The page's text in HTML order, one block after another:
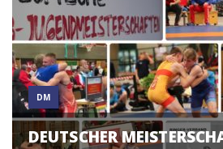
DM
DEUTSCHER